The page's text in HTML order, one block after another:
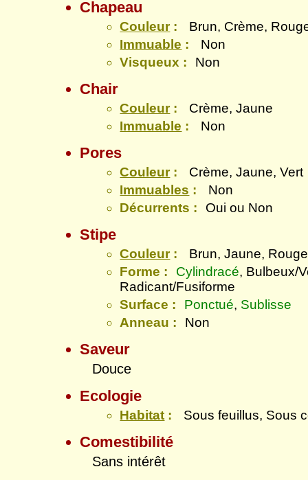
Chapeau
Couleur:
Brun, Crème,
Immuable :
Non
Visqueux :
Non
Chair
Couleur:
Crème, Jaune
Immuable : Non
Pores
Couleur:
Crème, Jaune, Vert
Immuables :
Non
Décurrents :
Oui ou Non
Stipe
Couleur:
Brun, Jaune,
Forme :
Cylindracé, Bulbeux/
Radicant/Fusiforme
Surface :
Ponctué, Sublisse
Anneau :
Non
Saveur
Douce
Ecologie
Habitat : Sous feuillus, Sous
Comestibilité
Sans intérêt